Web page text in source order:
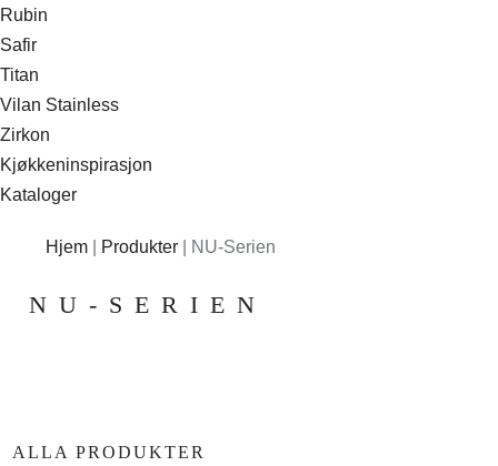
Rubin
Safir
Titan
Vilan Stainless
Zirkon
Kjøkkeninspirasjon
Kataloger
Hjem Produkter NU-Serien
NU-SERIEN
ALLA PRODUKTER